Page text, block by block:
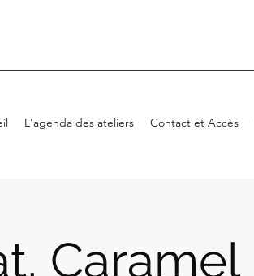
L'agenda des ateliers Contact et Accès
Caramel